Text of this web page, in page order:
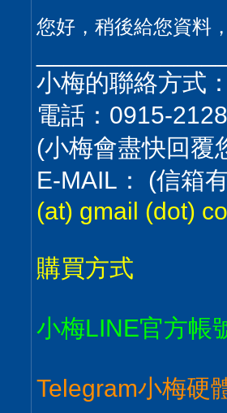
您好，稍後給您資料
小梅的聯絡方式
電話：0915-
(小梅會盡快回覆
E-MAIL： (信箱
(at) gmail (dot)
購買方式
小梅LINE官方帳
Telegram小梅硬